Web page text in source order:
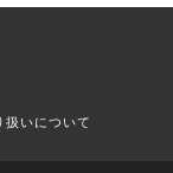
扱いについて